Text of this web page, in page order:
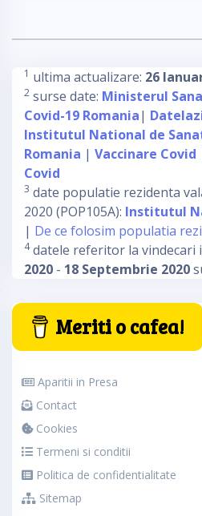
1 ultima actualizare: 26
2 surse date: Ministerul
Covid-19 Romania|
Institutul National de
Romania | Vaccinare Covid
Covid
3 date populatie rezidenta
2020 (POP105A): Institutul
| De ce folosim populatia
4datele referitor la vindecari
2020 - 18 Septembrie 2020
Meriti o cafea!
Aparitii in Presa
Contact
Cookies
Termeni si conditii
Politica de confidentialitate
Sitemap